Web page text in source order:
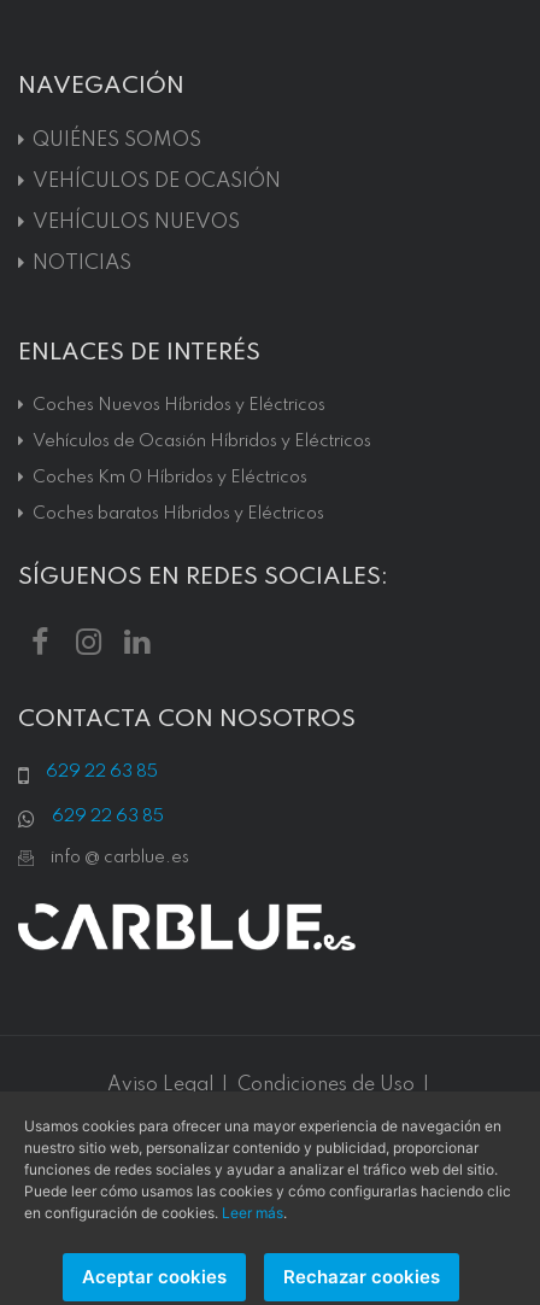
NAVEGACIÓN
QUIÉNES SOMOS
VEHÍCULOS DE OCASIÓN
VEHÍCULOS NUEVOS
NOTICIAS
ENLACES DE INTERÉS
Coches Nuevos Híbridos y Eléctricos
Vehículos de Ocasión Híbridos y Eléctricos
Coches Km 0 Híbridos y Eléctricos
Coches baratos Híbridos y Eléctricos
SÍGUENOS EN REDES SOCIALES:
CONTACTA CON NOSOTROS
629 22 63 85
629 22 63 85
info @ carblue.es
Aviso Legal Condiciones de Uso
Este sitio web está protegido por reCAPTCHA v3y se aplican
la Política de privacidady losTérminos de servicio deGoogle
Copyright © 2026 - L. COLLADO
- Todos los derechos
Usamos cookies para ofrecer una mayor experiencia de navegación en
nuestro sitio web, personalizar contenido y publicidad, proporcionar
funciones de redes sociales y ayudar a analizar el tráfico web del sitio.
Puede leer cómo usamos las cookies y cómo configurarlas haciendo clic
en configuración de cookies. Leer más.
Aceptar cookies Rechazar cookies